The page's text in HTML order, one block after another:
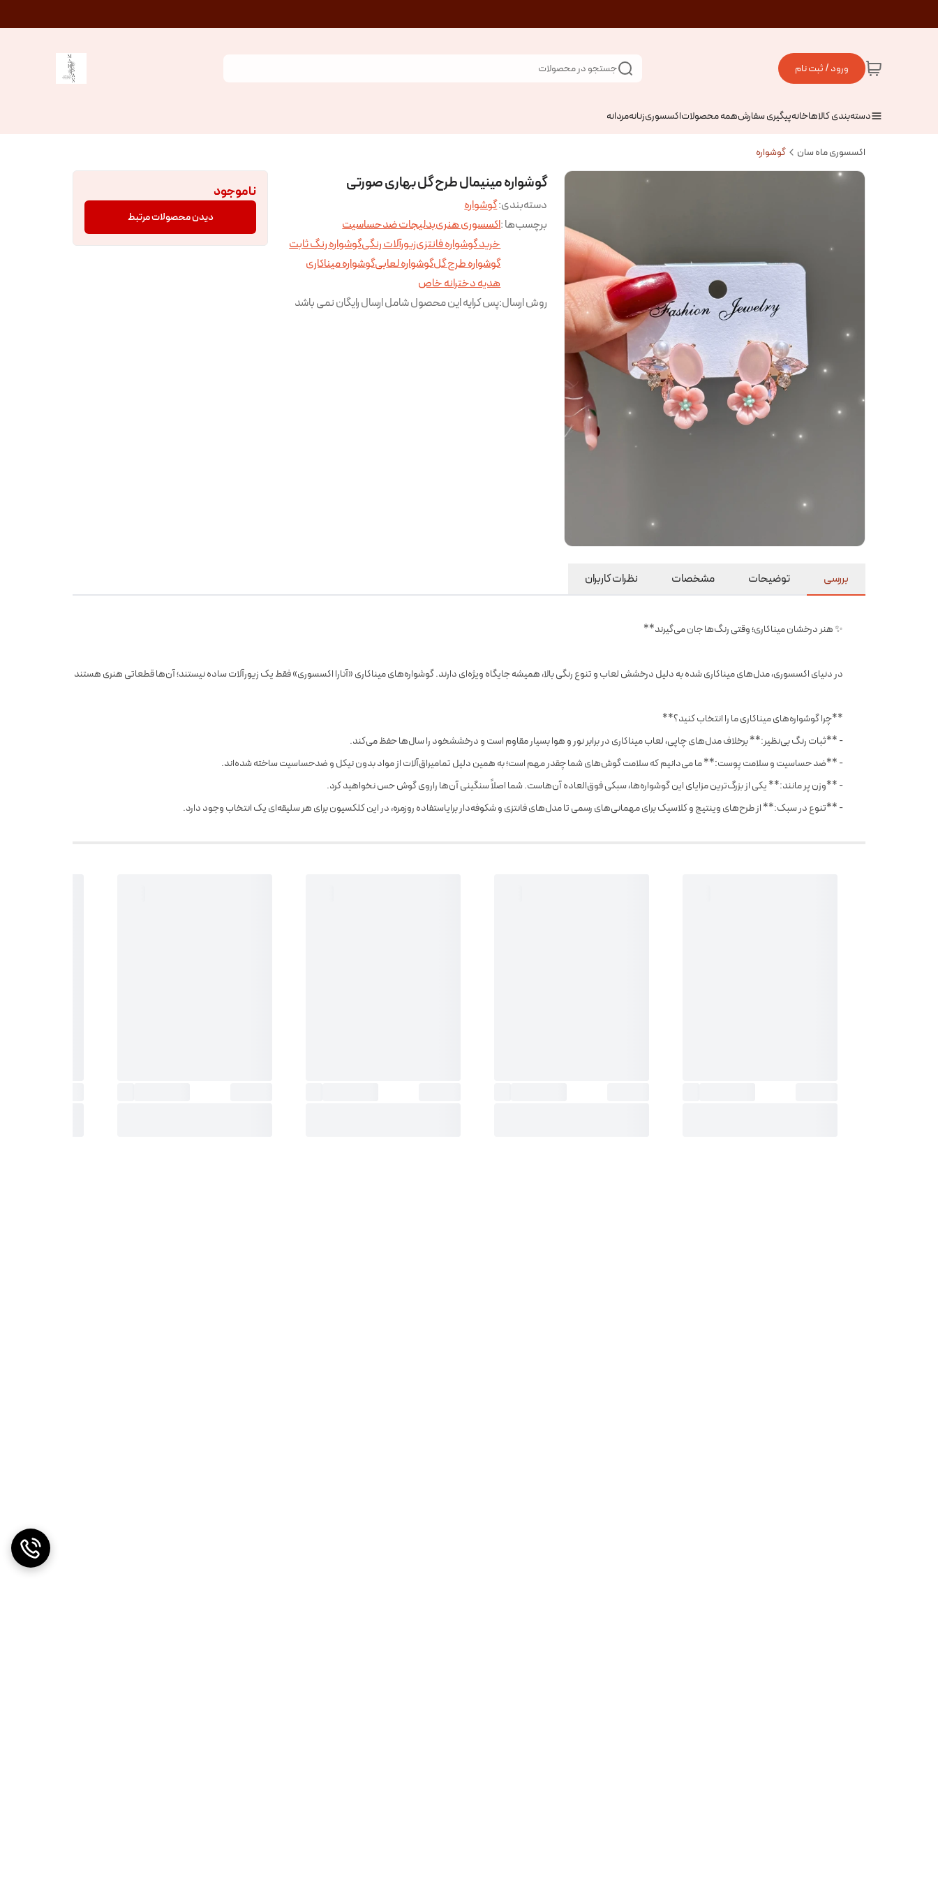
ورود / ثبت نام جستجو در محصولات
دسته‌بندی کالاهاخانهپیگیری سفارشهمه محصولاتاکسسوریزنانهمردانه
اکسسوری ماه سان گوشواره
گوشواره مینیمال طرح گل بهاری صورتی
دسته‌بندی:گوشواره
برچسب‌ها :اکسسوری هنریبدلیجات ضدحساسیت
خرید گوشواره فانتزیزیورآلات رنگیگوشواره رنگ ثابت
گوشواره طرح گلگوشواره لعابیگوشواره میناکاری
هدیه دخترانه خاص
روش ارسال:پس کرایه این محصول شامل ارسال رایگان نمی باشد
ناموجود
دیدن محصولات مرتبط
بررسی توضیحات مشخصات نظرات کاربران
✨ هنر درخشان میناکاری؛ وقتی رنگ‌ها جان می‌گیرند**
در دنیای اکسسوری، مدل‌های میناکاری شده به دلیل درخشش لعاب و تنوع رنگی بالا، همیشه جایگاه ویژه‌ای دارند. گوشواره‌های میناکاری «آنارا اکسسوری» فقط یک زیورآلات ساده نیستند؛ آن‌ها قطعاتی هنری هستند که با دقت وظرافت
**چرا گوشواره‌های میناکاری ما را انتخاب کنید؟**
- **ثبات رنگ بی‌نظیر:** برخلاف مدل‌های چاپی، لعاب میناکاری در برابر نور و هوا بسیار مقاوم است و درخششخود را سال‌ها حفظ می‌کند.
- **ضد حساسیت و سلامت پوست:** ما می‌دانیم که سلامت گوش‌های شما چقدر مهم است؛ به همین دلیل تمامیراق‌آلات از مواد بدون نیکل و ضدحساسیت ساخته شده‌اند.
- **وزن پر مانند:** یکی از بزرگ‌ترین مزایای این گوشواره‌ها، سبکی فوق‌العاده آن‌هاست. شما اصلاً سنگینی آن‌ها راروی گوش حس نخواهید کرد.
- **تنوع در سبک:** از طرح‌های وینتیج و کلاسیک برای مهمانی‌های رسمی تا مدل‌های فانتزی و شکوفه‌دار برایاستفاده روزمره، در این کلکسیون برای هر سلیقه‌ای یک انتخاب وجود دارد.